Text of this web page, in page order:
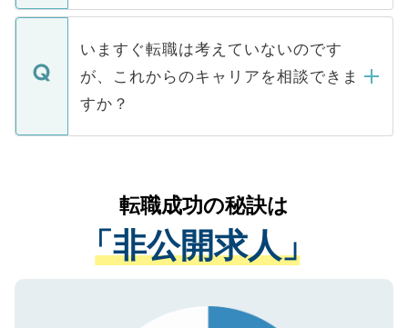
関を公にしてしまうと、応募が殺到する場
に、医療機関が求める条件に合った人材の
みを人材紹介会社に依頼するケースが増え
ています。
定を承諾する必要はありません。内定先へ
の辞退の連絡はキャリアパートナーが行い
個人情報が漏えいすることはありませんの
で、ご安心ください。当サイトからの登録
などで収集したご登録者様の個人情報は、
ご本人のキャリアアップおよび転職活動の
支援を目的に使用いたします。お預かりし
ているすべての個人データはご本人の許可
は、個人情報の取り扱いについての厳密な
管理基準を満たした事業者のみに付与され
る、プライバシーマークを取得済みです。
で、機密保持に関してもご安心ください。
いますぐ転職は考えていないのです
が、これからのキャリアを相談できま
すか？
かがいして、現在の医療機関の状況や紹介
経験をまじえながら、適切なアドバイスを
させていただきます。すぐにご転職をされ
ない方には、長期的なサポートが可能です
ので、まずはご登録ください。
転職成功の秘訣は
「非公開求人」